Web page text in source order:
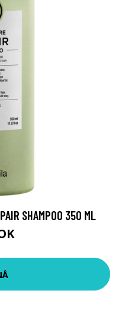
SHAMPOO 350 ML